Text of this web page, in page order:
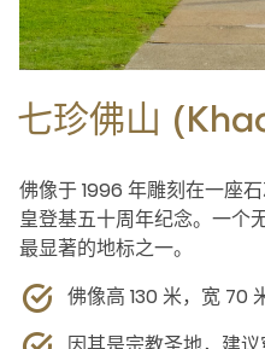
七珍佛山
佛像于 1996 年雕刻在一座
皇登基五十周年纪念。一个
最显著的地标之一。
佛像高 130 米，宽 70